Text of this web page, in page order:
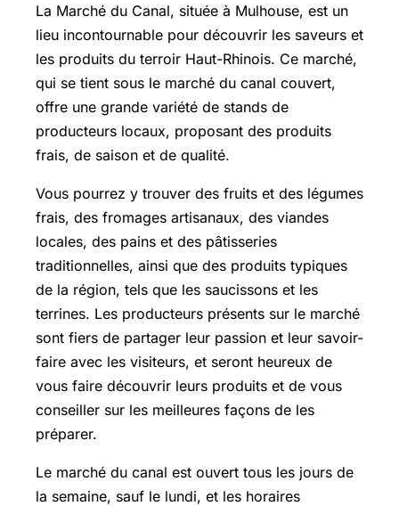
La Marché du Canal, située à Mulhouse, est un
lieu incontournable pour découvrir les saveurs et
les produits du terroir Haut-Rhinois. Ce marché,
qui se tient sous le marché du canal couvert,
offre une grande variété de stands de
producteurs locaux, proposant des produits
frais, de saison et de qualité.
Vous pourrez y trouver des fruits et des légumes
frais, des fromages artisanaux, des viandes
locales, des pains et des pâtisseries
traditionnelles, ainsi que des produits typiques
de la région, tels que les saucissons et les
terrines. Les producteurs présents sur le marché
sont fiers de partager leur passion et leur savoir-
faire avec les visiteurs, et seront heureux de
vous faire découvrir leurs produits et de vous
conseiller sur les meilleures façons de les
préparer.
Le marché du canal est ouvert tous les jours de
la semaine, sauf le lundi, et les horaires